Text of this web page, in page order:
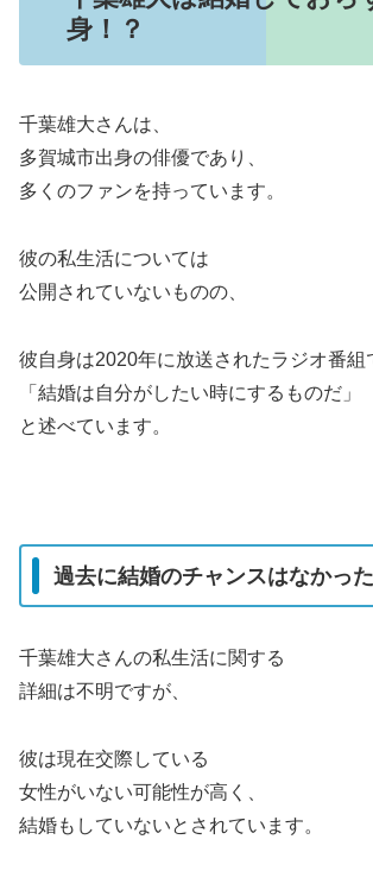
身！？
千葉雄大さんは、
多賀城市出身の俳優であり、
多くのファンを持っています。
彼の私生活については
公開されていないものの、
彼自身は2020年に放送されたラジオ番組
「結婚は自分がしたい時にするものだ」
と述べています。
過去に結婚のチャンスはなかっ
千葉雄大さんの私生活に関する
詳細は不明ですが、
彼は現在交際している
女性がいない可能性が高く、
結婚もしていないとされています。